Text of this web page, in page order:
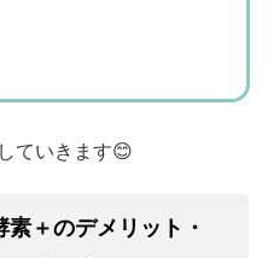
ていきます😊
＋のデメリット・